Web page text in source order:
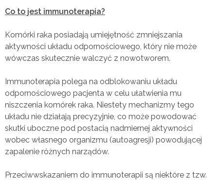
Co to jest immunoterapia?
Komórki raka posiadają umiejętność zmniejszania
aktywności układu odpornościowego, który nie może
wówczas skutecznie walczyć z nowotworem.
Immunoterapia polega na odblokowaniu układu
odpornościowego pacjenta w celu ułatwienia mu
niszczenia komórek raka. Niestety mechanizmy tego
układu nie działają precyzyjnie, co może powodować
skutki uboczne pod postacią nadmiernej aktywności
wobec własnego organizmu (autoagresji) powodującej
zapalenie różnych narządów.
Przeciwwskazaniem do immunoterapii są niektóre z tzw.